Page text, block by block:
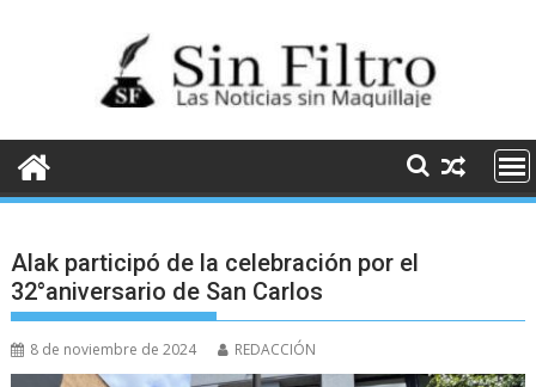
Alak participó de la celebración por el
32°aniversario de San Carlos
8 de noviembre de 2024 REDACCIÓN